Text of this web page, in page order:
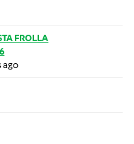
FROLLA
ago